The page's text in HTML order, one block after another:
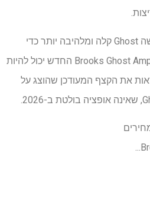
נראה שברוקס כן יודע שדרושה Ghost קלה ומלהיבה יותר כדי
להתחרות בנעליים הללו, וה-Brooks Ghost Amp החדש יכול להיות
את הקצף המעודכן שהוצג על